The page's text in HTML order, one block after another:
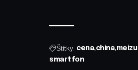
Štítky: cena china meizu
smartfon